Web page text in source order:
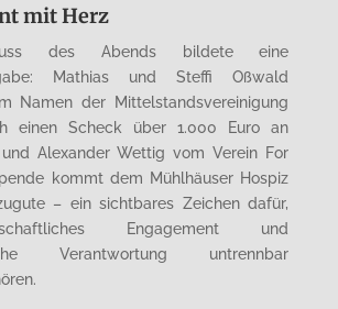
mit Herz
des Abends bildete eine
Mathias und Steffi Oßwald
Namen der Mittelstandsvereinigung
einen Scheck über 1.000 Euro an
Alexander Wettig vom Verein For
kommt dem Mühlhäuser Hospiz
– ein sichtbares Zeichen dafür,
Engagement und
Verantwortung untrennbar